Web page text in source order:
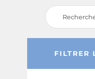
FILTRER